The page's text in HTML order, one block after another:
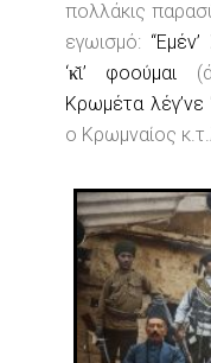
πολλάκις
εγωισμό:
‘κ̌ι’ φοούμαι
Κρωμέτα λέγ’νε
ο Κρωμναίος